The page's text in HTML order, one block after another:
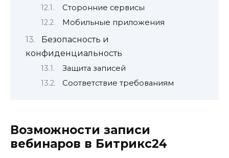
Сторонние сервисы
Мобильные приложения
Безопасность и
конфиденциальность
Защита записей
Соответствие требованиям
Возможности записи
вебинаров в Битрикс24